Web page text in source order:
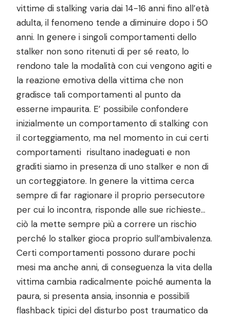
vittime di stalking varia dai 14-16 anni fino all’età
adulta, il fenomeno tende a diminuire dopo i 50
anni. In genere i singoli comportamenti dello
stalker non sono ritenuti di per sé reato, lo
rendono tale la modalità con cui vengono agiti e
la reazione emotiva della vittima che non
gradisce tali comportamenti al punto da
esserne impaurita. E’ possibile confondere
inizialmente un comportamento di stalking con
il corteggiamento, ma nel momento in cui certi
comportamenti risultano inadeguati e non
graditi siamo in presenza di uno stalker e non di
un corteggiatore. In genere la vittima cerca
sempre di far ragionare il proprio persecutore
per cui lo incontra, risponde alle sue richieste…
ciò la mette sempre più a correre un rischio
perché lo stalker gioca proprio sull’ambivalenza.
Certi comportamenti possono durare pochi
mesi ma anche anni, di conseguenza la vita della
vittima cambia radicalmente poiché aumenta la
paura, si presenta ansia, insonnia e possibili
flashback tipici del disturbo post traumatico da